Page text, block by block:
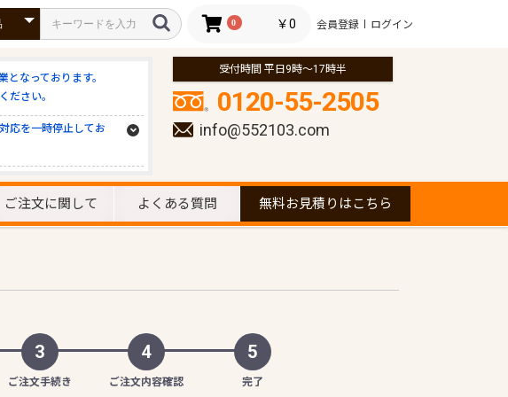
0 ￥0 会員登録 ログイン
なっております。
ださい。
応を一時停止してお
受付時間 平日9時～17時半
0120-55-2505
info@552103.com
ご注文に関して よくある質問 無料お見積りはこちら
3
ご注文手続き
4
ご注文内容確認
5
完了